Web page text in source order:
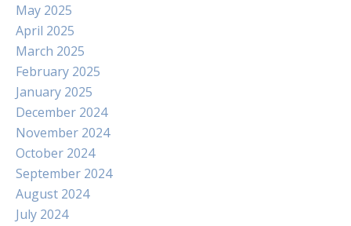
May 2025
April 2025
March 2025
February 2025
January 2025
December 2024
November 2024
October 2024
September 2024
August 2024
July 2024